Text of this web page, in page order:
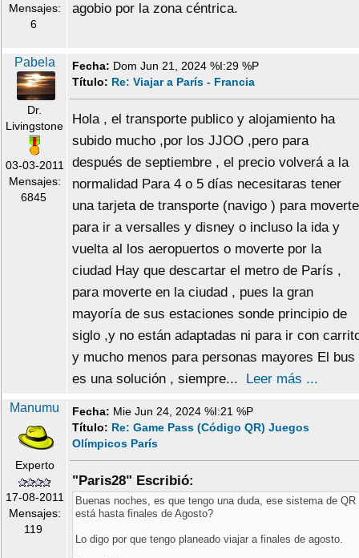
Mensajes:
6
agobio por la zona céntrica.
Pabela
Dr.
Livingstone
03-03-2011
Mensajes:
6845
Fecha: Dom Jun 21, 2024 %I:29 %P
Título: Re: Viajar a París - Francia
Hola , el transporte publico y alojamiento ha
subido mucho ,por los JJOO ,pero para
después de septiembre , el precio volverá a la
normalidad Para 4 o 5 días necesitaras tener
una tarjeta de transporte (navigo ) para moverte
para ir a versalles y disney o incluso la ida y
vuelta al los aeropuertos o moverte por la
ciudad Hay que descartar el metro de París ,
para moverte en la ciudad , pues la gran
mayoría de sus estaciones sonde principio de
siglo ,y no están adaptadas ni para ir con
y mucho menos para personas mayores El bus
es una solución , siempre...
Leer más ...
Manumu
Experto
17-08-2011
Mensajes:
119
Fecha: Mie Jun 24, 2024 %I:21 %P
Título: Re: Game Pass (Código QR) Juegos
Olímpicos París
"Paris28" Escribió:
Buenas noches, es que tengo una duda, ese sistema de QR
está hasta finales de Agosto?
Lo digo por que tengo planeado viajar a finales de agosto.